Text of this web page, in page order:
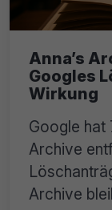
Anna’s
Googles
Wirkung
Google hat
Archive
Archive